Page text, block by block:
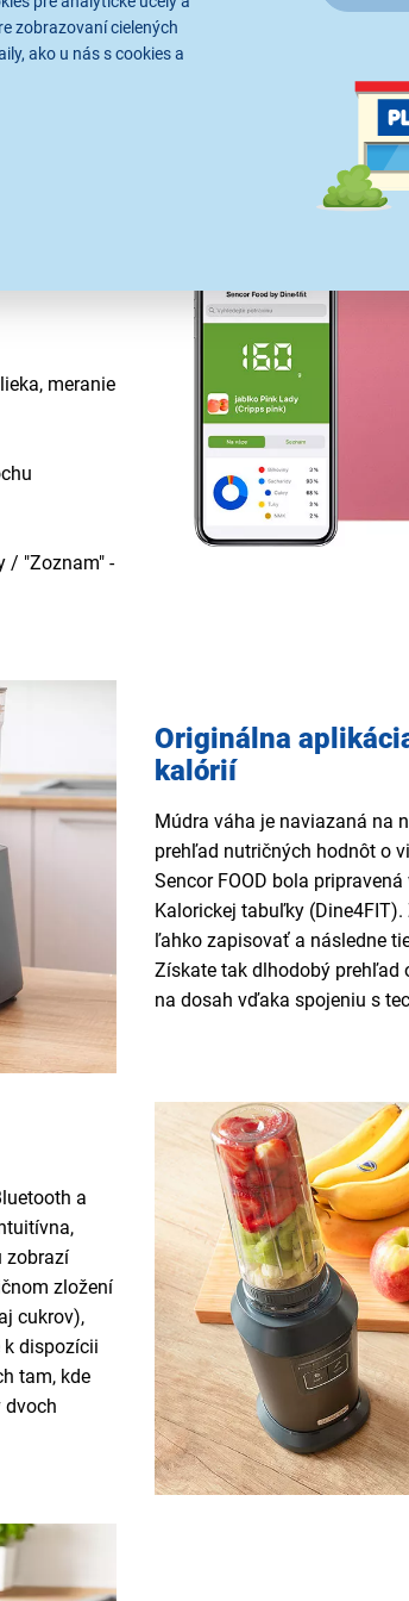
zobrazovaní cielených
ako u nás s cookies a
meranie
/ "Zoznam" -
Originálna
kalórií
Múdra váha je naviazaná na
prehľad nutričných hodnôt o
Sencor FOOD bola
Kalorickej tabuľky
ľahko zapisovať a následne
Získate tak dlhodobý prehľad
na dosah vďaka spojeniu s
a
zobrazí
zložení
cukrov),
k dispozícii
tam, kde
dvoch